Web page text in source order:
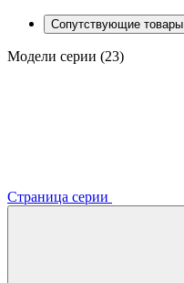
Сопутствующие товары
Модели серии (23)
Страница серии